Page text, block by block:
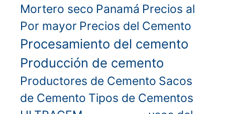
Mortero seco Panamá Precios al
Por mayor Precios del Cemento
Procesamiento del cemento
Producción de cemento
Productores de Cemento Sacos
de Cemento Tipos de Cementos